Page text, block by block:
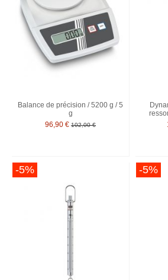
Balance de précision / 5200 g / 5
g
96,90 € 102,00 €
-5% -5%